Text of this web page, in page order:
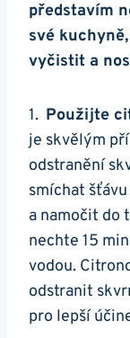
‍představím
své
vyčistit a
1. ⁤ Použijte
je skvělým
odstranění
smíchat
a namočit do
nechte 15
vodou.
odstranit
pro lepší